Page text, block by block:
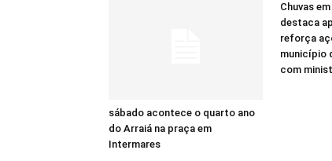
sábado acontece o quarto ano
do Arraiá na praça em
Intermares
Chuvas
destaca
reforça
município
com